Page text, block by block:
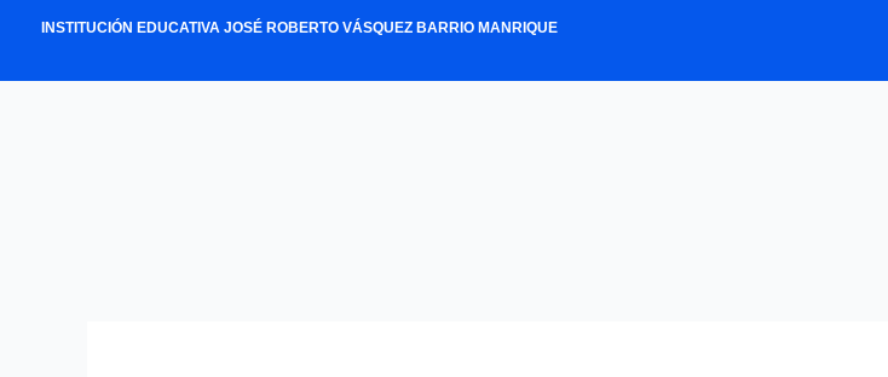
content
INSTITUCIÓN EDUCATIVA JOSÉ ROBERTO VÁSQUEZ BARRIO MANRIQUE